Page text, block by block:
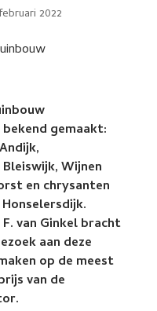
2022
gemaakt:
Wijnen
en chrysanten
van Ginkel bracht
aan deze
op de meest
van de